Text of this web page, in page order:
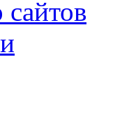
сайтов